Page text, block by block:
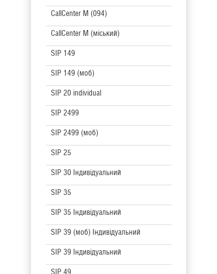
CallCenter M (094)
CallCenter M (міський)
SIP 149
SIP 149 (моб)
SIP 20 individual
SIP 2499
SIP 2499 (моб)
SIP 25
SIP 30 Індивідуальний
SIP 35
SIP 35 Індивідуальний
SIP 39 (моб) Індивідуальний
SIP 39 Індивідуальний
SIP 49